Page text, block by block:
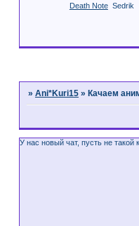
Death Note Sedrik
» Ani*Kuri15 » Качаем
У нас новый чат, пусть не такой